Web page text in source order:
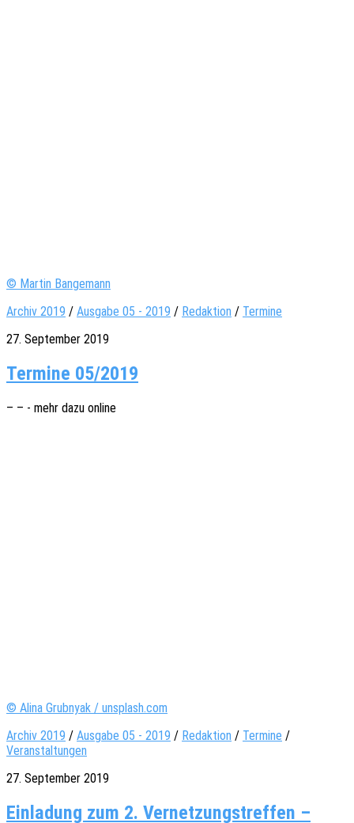
© Martin Bangemann
Archiv 2019 / Ausgabe 05 - 2019 / Redaktion / Termine
27. September 2019
Termine 05/2019
– – - mehr dazu online
© Alina Grubnyak / unsplash.com
Archiv 2019 / Ausgabe 05 - 2019 / Redaktion / Termine /
Veranstaltungen
27. September 2019
Einladung zum 2. Vernetzungstreffen –